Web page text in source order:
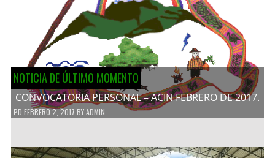
NOTICIA DE ÚLTIMO MOMENTO
CONVOCATORIA PERSONAL – ACIN FEBRERO DE 2017.
PD FEBRERO 2, 2017 BYADMIN